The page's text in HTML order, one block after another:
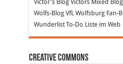
Victor's BlogVictors Mixed Blog
Wolfs-BlogVfL Wolfsburg Fan-
WunderlistTo-Do Liste im Web
Creative Commons